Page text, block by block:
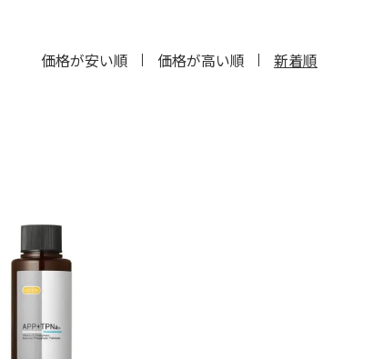
価格が安い順 価格が高い順 新着順